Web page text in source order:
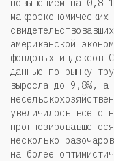
повышением на 0,8-
американской
фондовых индексов
данные по рынку
выросла до 9,8%, а
увеличилось
несколько
на более